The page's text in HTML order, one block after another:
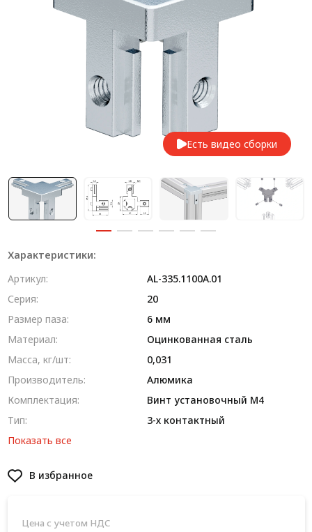
Система V-паза NEW!
Алюминиевые промышленные ограждения
Алюминиевая промышленная мебель
Крейты и кассеты Subrack systems
Профиль строительного назначения
Радиаторный алюминиевый профиль NEW!
Лист алюминиевый
Метрический крепеж
Конструкции из профиля
Услуги дополнительной обработки профиля
Есть видео сборки
Характеристики:
Артикул:
AL-335.1100A.01
Серия:
20
Размер паза:
6 мм
Материал:
Оцинкованная сталь
Масса, кг/шт:
0,031
Производитель:
Алюмика
Комплектация:
Винт установочный М4
Тип:
3-х контактный
Показать все
В избранное
Цена с учетом НДС